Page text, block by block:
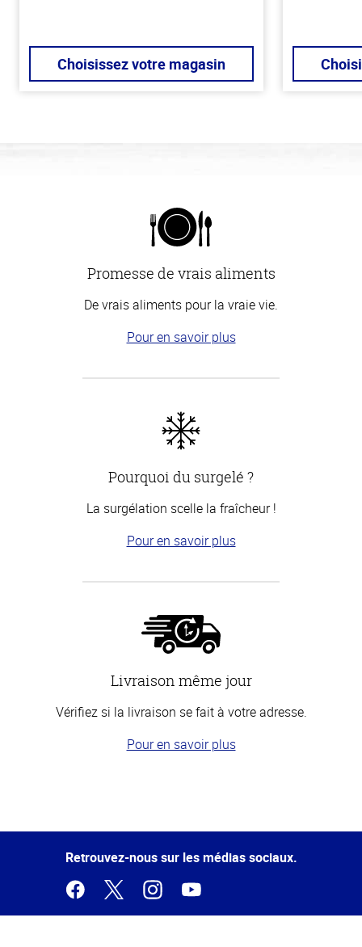
Choisissez votre magasin
Promesse de vrais aliments
De vrais aliments pour la vraie vie.
Pour en savoir plus
Pourquoi du surgelé ?
La surgélation scelle la fraîcheur !
Pour en savoir plus
Livraison même jour
Vérifiez si la livraison se fait à votre adresse.
Pour en savoir plus
de la
Retrouvez-nous sur les médias sociaux.